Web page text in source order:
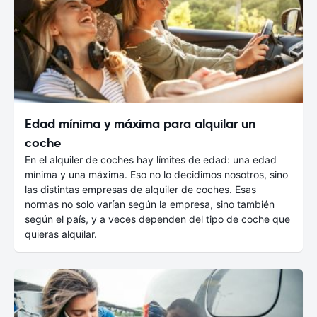
Edad mínima y máxima para alquilar un
coche
En el alquiler de coches hay límites de edad: una edad
mínima y una máxima. Eso no lo decidimos nosotros, sino
las distintas empresas de alquiler de coches. Esas
normas no solo varían según la empresa, sino también
según el país, y a veces dependen del tipo de coche que
quieras alquilar.